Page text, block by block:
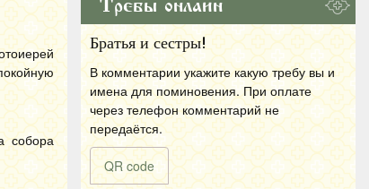
собора
Требы онлайн
Братья и сестры!
В комментарии укажите какую требу вы и
имена для поминовения. При оплате
через телефон комментарий не
передаётся.
QR code